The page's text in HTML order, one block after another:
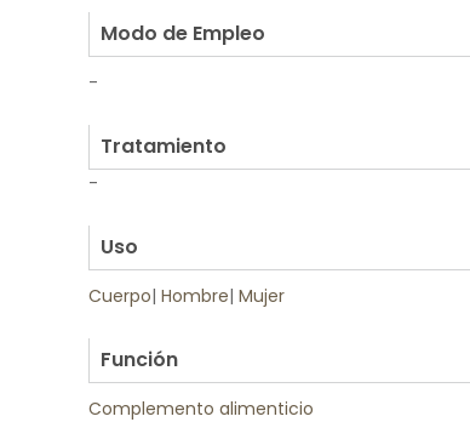
Modo de Empleo
-
Tratamiento
-
Uso
Cuerpo| Hombre| Mujer
Función
Complemento alimenticio